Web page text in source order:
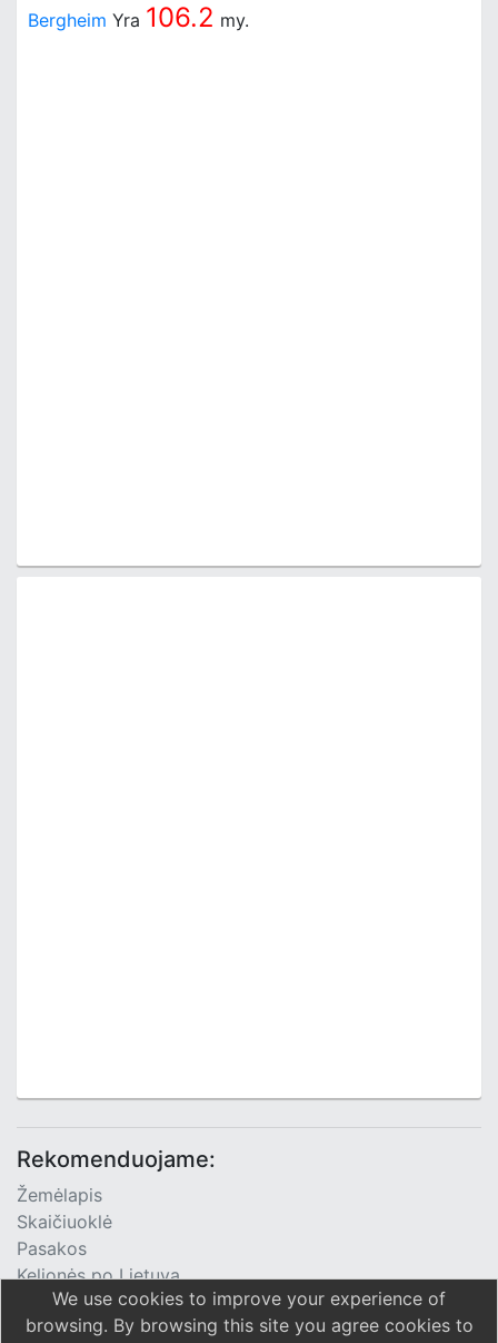
Bergheim Yra 106.2 my.
Rekomenduojame:
Žemėlapis
Skaičiuoklė
Pasakos
Kelionės po Lietuvą
TV Programa
We use cookies to improve your experience of
browsing. By browsing this site you agree cookies to